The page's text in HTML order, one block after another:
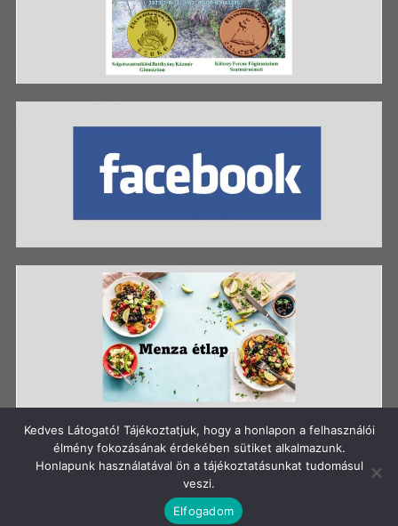
Szerzői jog: Szigetszentmiklósi Batthyány Kázmér
Gimnázium
Kedves Látogató! Tájékoztatjuk, hogy a honlapon a felhasználói
élmény fokozásának érdekében sütiket alkalmazunk.
Honlapunk használatával ön a tájékoztatásunkat tudomásul
veszi.
Elfogadom